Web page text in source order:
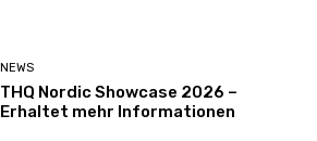
NEWS
THQ Nordic Showcase 2026 –
Erhaltet mehr Informationen